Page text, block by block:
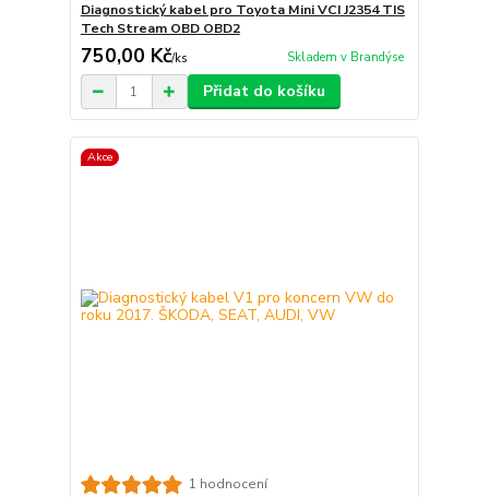
Diagnostický kabel pro Toyota Mini VCI J2354 TIS
Tech Stream OBD OBD2
750,00 Kč/ks Skladem v Brandýse
Přidat do košíku
Akce
1 hodnocení